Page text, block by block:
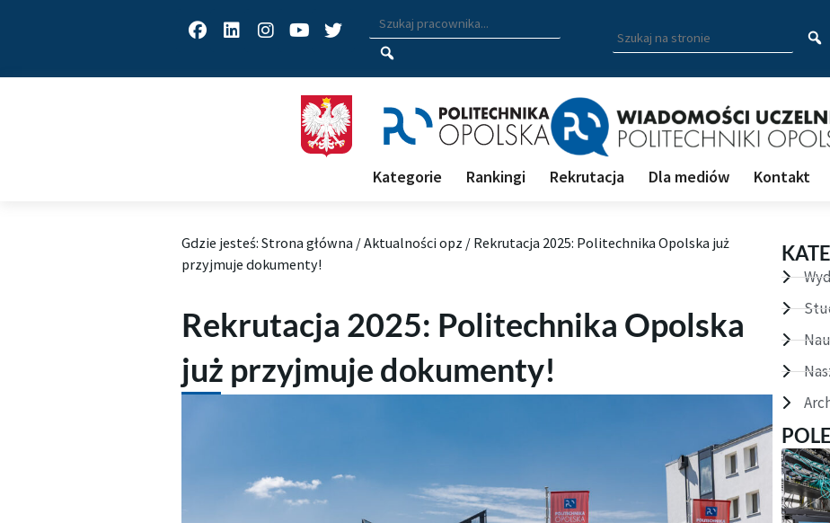
Facebook
LinkedinInstagram
YoutubeTwitterWyszukiwarka pracowników
Wpisz nazwisko, fragment nazwiska bądź imię pracownika aby wyszukać
Wpisz
szukaną
frazę
wyszukać
na
Kategorie Rankingi Rekrutacja Dla mediów Kontakt
Gdzie jesteś: Strona główna /Aktualności opz / Rekrutacja 2025: Politechnika Opolska już
przyjmuje dokumenty!
Rekrutacja 2025: Politechnika Opolska
już przyjmuje dokumenty!